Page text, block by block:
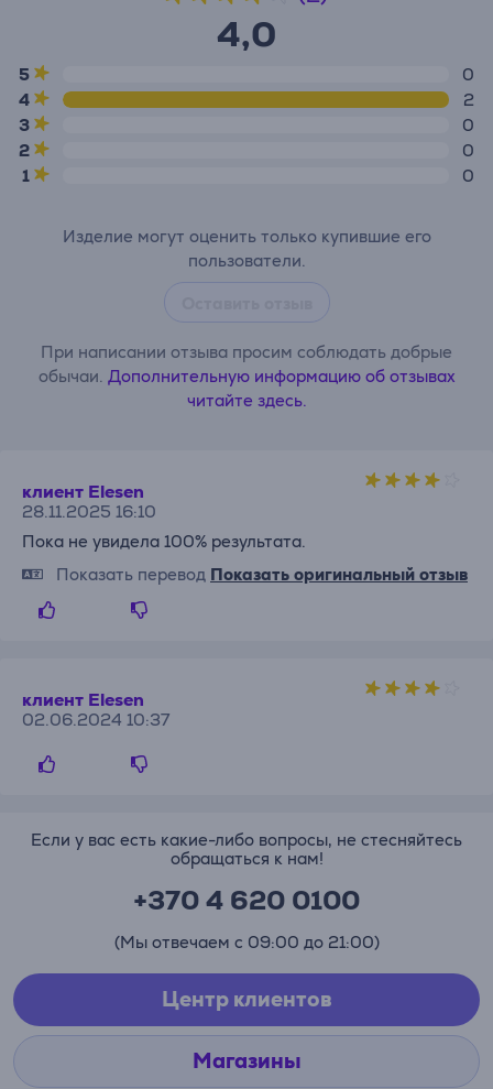
4,0
5
0
4
2
3
0
2
0
1
0
Изделие могут оценить только купившие его
пользователи.
При написании отзыва просим соблюдать добрые
обычаи. Дополнительную информацию об отзывах
читайте здесь.
клиент Elesen
28.11.2025 16:10
Пока не увидела 100% результата.
Показать перевод Показать оригинальный отзыв
клиент Elesen
02.06.2024 10:37
Если у вас есть какие-либо вопросы, не стесняйтесь
обращаться к нам!
+370 4 620 0100
(Мы отвечаем с 09:00 до 21:00)
Центр клиентов
Магазины